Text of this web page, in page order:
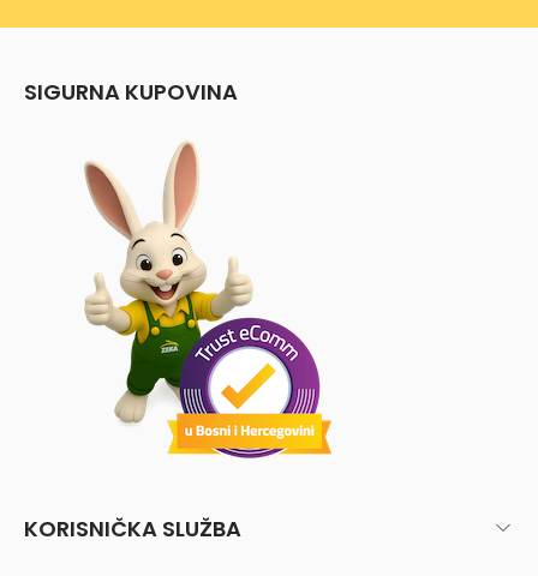
SIGURNA KUPOVINA
KORISNIČKA SLUŽBA